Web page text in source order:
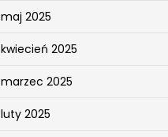
maj 2025
kwiecień 2025
marzec 2025
luty 2025